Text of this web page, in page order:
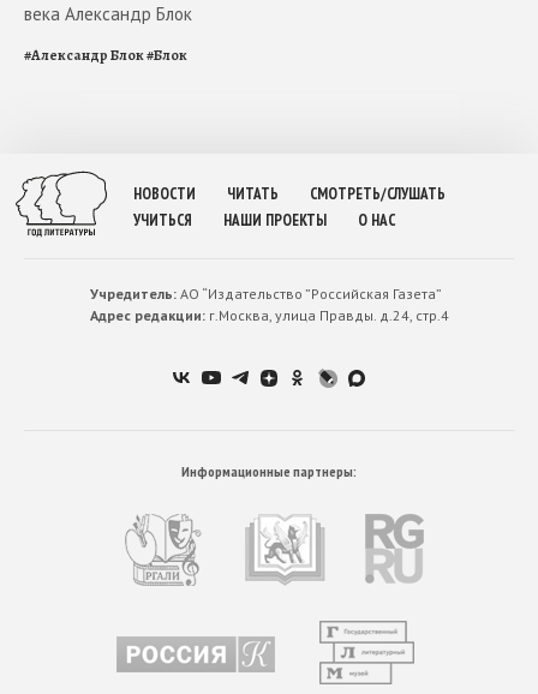
века Александр Блок
#Александр Блок#Блок
НОВОСТИ ЧИТАТЬ
СМОТРЕТЬ/СЛУШАТЬ
УЧИТЬСЯ
НАШИ ПРОЕКТЫ О НАС
Учредитель:АО “Издательство ”Российская Газета”
Адрес редакции:г.Москва, улица Правды. д.24, стр.4
Информационные партнеры: